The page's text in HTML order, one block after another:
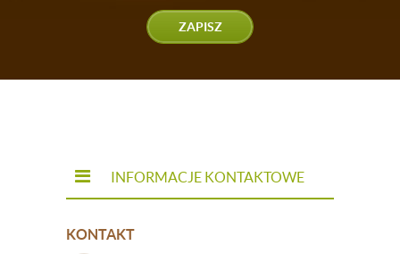
ZAPISZ
INFORMACJE KONTAKTOWE
KONTAKT